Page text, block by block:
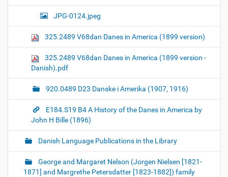
JPG-0124.jpeg
325.2489 V68dan Danes in America (1899 version)
325.2489 V68dan Danes in America (1899 version -
Danish).pdf
920.0489 D23 Danske i Amerika (1907, 1916)
E184.S19 B4 A History of the Danes in America by
John H Bille (1896)
Danish Language Publications in the Library
George and Margaret Nelson (Jorgen Nielsen [1821-
1871] and Margrethe Petersdatter [1823-1882]) family